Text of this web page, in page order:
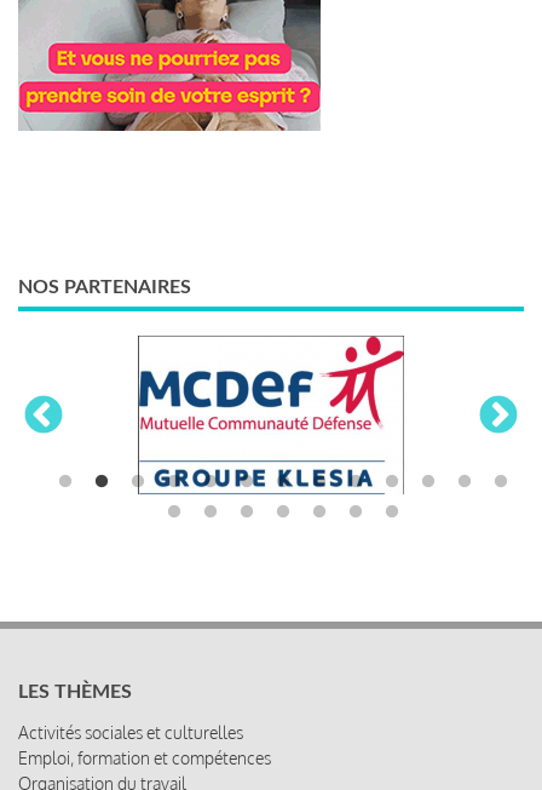
NOS PARTENAIRES
LES THÈMES
Activités sociales et culturelles
Emploi, formation et compétences
Organisation du travail